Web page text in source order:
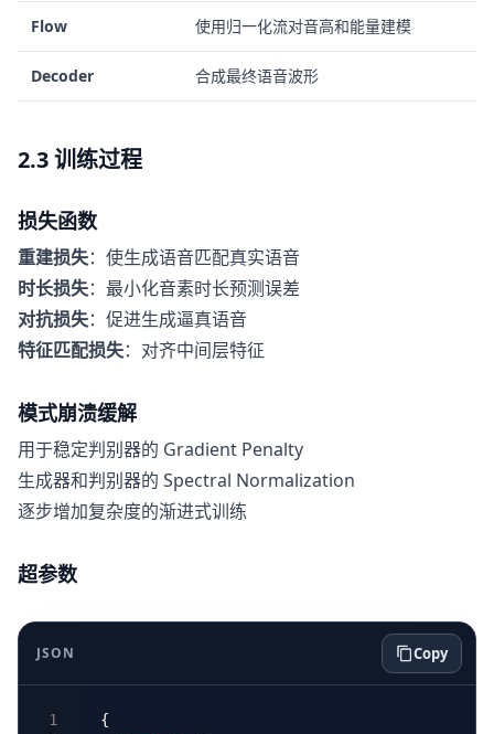
Flow 使用归一化流对音高和能量建模
Decoder 合成最终语音波形
2.3 训练过程
损失函数
重建损失：使生成语音匹配真实语音
时长损失：最小化音素时长预测误差
对抗损失：促进生成逼真语音
特征匹配损失：对齐中间层特征
模式崩溃缓解
用于稳定判别器的 Gradient Penalty
生成器和判别器的 Spectral Normalization
逐步增加复杂度的渐进式训练
超参数
JSON Copy